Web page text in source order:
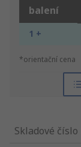
balení
1 +
*orientační cena
Skladové číslo